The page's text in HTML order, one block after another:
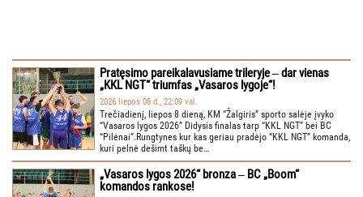
Pratęsimo pareikalavusiame trileryje ‒ dar vienas
„KKL NGT“ triumfas „Vasaros lygoje“!
2026 liepos 08 d., 22:09 val.
Trečiadienį, liepos 8 dieną, KM “Žalgiris” sporto salėje įvyko
“Vasaros lygos 2026” Didysis finalas tarp “KKL NGT” bei BC
“Pilėnai”.Rungtynes kur kas geriau pradėjo “KKL NGT” komanda,
kuri pelnė dešimt taškų be…
„Vasaros lygos 2026“ bronza ‒ BC „Boom“
komandos rankose!